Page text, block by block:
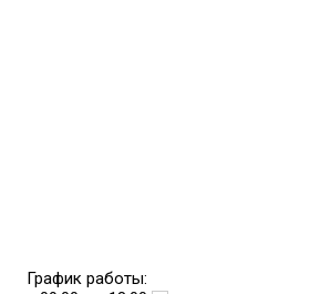
График работы: